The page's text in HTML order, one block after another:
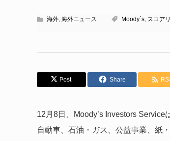
海外, 海外ニュース Moody`s, スコア
Post Share
12月8日、Moody’s Investors
自動車、石油・ガス、公益事業、紙